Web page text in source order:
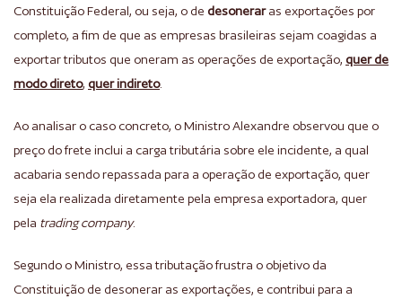
Constituição Federal, ou seja, o de desoneraras exportações por
completo, a fim de que as empresas brasileiras sejam coagidas a
exportar tributos que oneram as operações de exportação, quer de
modo direto, quer indireto.
Ao analisar o caso concreto, o Ministro Alexandre observou que o
preço do frete inclui a carga tributária sobre ele incidente, a qual
acabaria sendo repassada para a operação de exportação, quer
seja ela realizada diretamente pela empresa exportadora, quer
pela trading company.
Segundo o Ministro, essa tributação frustra o objetivo da
Constituição de desonerar as exportações, e contribui para a